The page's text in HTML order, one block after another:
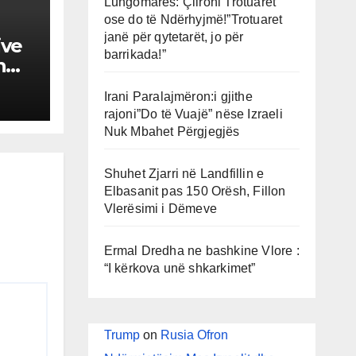
ose do të Ndërhyjmë!”Trotuaret
janë për qytetarët, jo për
barrikada!”
Irani Paralajmëron:i gjithe
rajoni”Do të Vuajë” nëse Izraeli
Nuk Mbahet Përgjegjës
Shuhet Zjarri në Landfillin e
Elbasanit pas 150 Orësh, Fillon
Vlerësimi i Dëmeve
Ermal Dredha ne bashkine Vlore :
“I kërkova unë shkarkimet”
Trumpon Rusia Ofron